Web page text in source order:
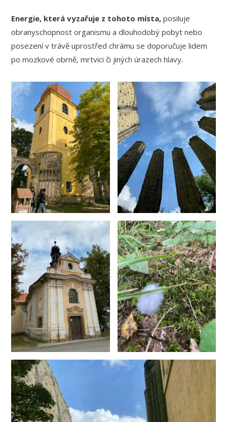
Energie, která vyzařuje z tohoto místa,posiluje
obranyschopnost organismu a dlouhodobý pobyt nebo
posezení v trávě uprostřed chrámu se doporučuje lidem
po mozkové obrně, mrtvici či jiných úrazech hlavy.